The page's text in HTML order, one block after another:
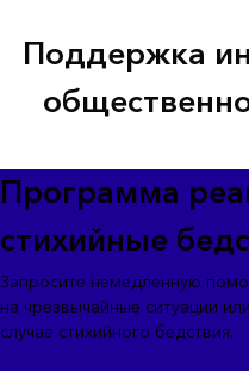
Поддержка
Программа
стихийные
Запросите немедленную
на чрезвычайные ситуации
случае стихийного бедствия.